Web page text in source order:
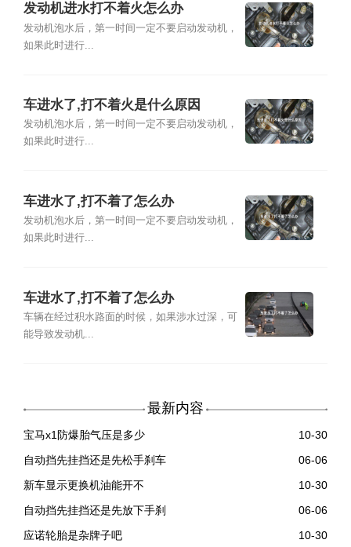
发动机进水打不着火怎么办
发动机泡水后，第一时间一定不要启动发动机，
如果此时进行...
车进水了,打不着火是什么原因
发动机泡水后，第一时间一定不要启动发动机，
如果此时进行...
车进水了,打不着了怎么办
发动机泡水后，第一时间一定不要启动发动机，
如果此时进行...
车进水了,打不着了怎么办
车辆在经过积水路面的时候，如果涉水过深，可
能导致发动机...
最新内容
宝马x1防爆胎气压是多少
10-30
自动挡先挂挡还是先松手刹车
06-06
新车显示更换机油能开不
10-30
自动挡先挂挡还是先放下手刹
06-06
应诺轮胎是杂牌子吧
10-30